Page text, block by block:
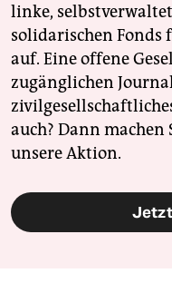
linke,
solidarischen Fonds
auf. Eine offene
zugänglichen
auch? Dann
unsere Aktion.